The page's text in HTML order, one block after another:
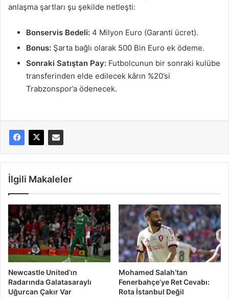
anlaşma şartları şu şekilde netleşti:
Bonservis Bedeli: 4 Milyon Euro (Garanti ücret).
Bonus: Şarta bağlı olarak 500 Bin Euro ek ödeme.
Sonraki Satıştan Pay: Futbolcunun bir sonraki kulübe
transferinden elde edilecek kârın %20’si
Trabzonspor’a ödenecek.
İlgili Makaleler
Newcastle United’ın
Radarında Galatasaraylı
Uğurcan Çakır Var
Mohamed Salah’tan
Fenerbahçe’ye Ret Cevabı:
Rota İstanbul Değil